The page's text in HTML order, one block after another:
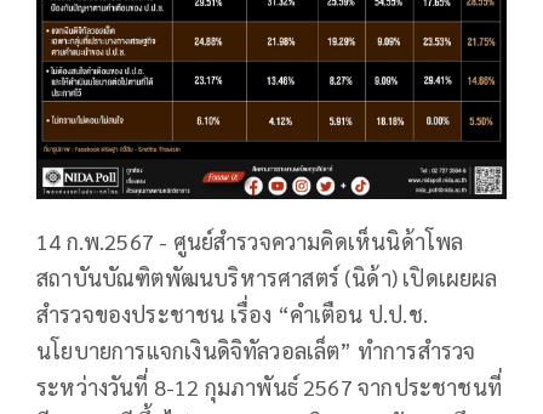
14 ก.พ.2567 - ศูนย์สำรวจความคิดเห็นนิด้าโพล
สถาบันบัณฑิตพัฒนบริหารศาสตร์ (นิด้า) เปิดเผยผล
สำรวจของประชาชน เรื่อง “คำเตือน ป.ป.ช.
นโยบายการแจกเงินดิจิทัลวอลเล็ต” ทำการสำรวจ
ระหว่างวันที่ 8-12 กุมภาพันธ์ 2567 จากประชาชนที่